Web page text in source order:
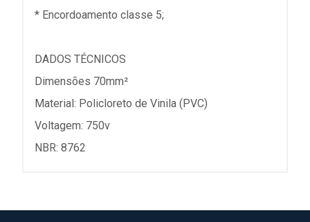
* Encordoamento classe 5;
DADOS TÉCNICOS
Dimensões 70mm²
Material: Policloreto de Vinila (PVC)
Voltagem: 750v
NBR: 8762